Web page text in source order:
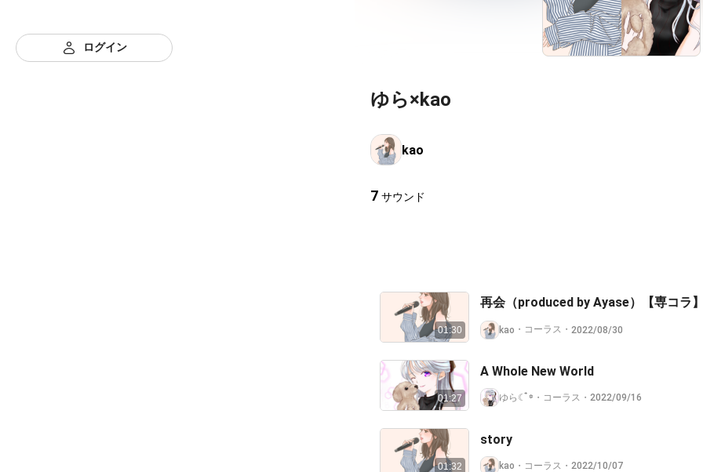
ログイン
ゆら×kao
kao
7 サウンド
01:30
再会（produced by Ayase）【専コラ
kao ・ コーラス ・ 2022/08/30
01:27
A Whole New World
ゆら☾ ໋꙳ ・ コーラス ・ 2022/09/16
01:32
story
kao ・ コーラス ・ 2022/10/07